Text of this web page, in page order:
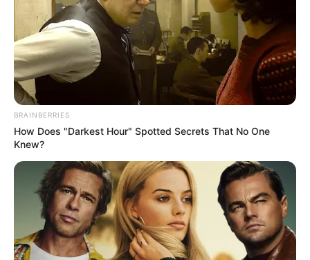
BRAINBERRIES
How Does "Darkest Hour" Spotted Secrets That No One
Knew?